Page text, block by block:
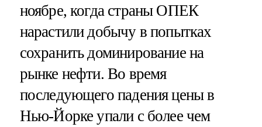
ноябре, когда страны ОПЕК
нарастили добычу в попытках
сохранить доминирование на
рынке нефти. Во время
последующего падения цены в
Нью-Йорке упали с более чем